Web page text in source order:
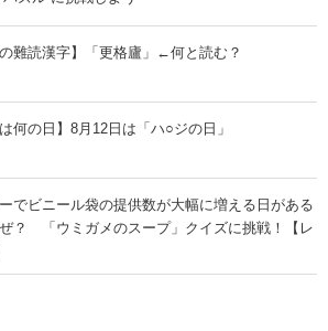
の難読漢字】「更格廬」←何と読む？
は何の日】8月12日は「ハ○ジの日」
でビニール袋の提供数が大幅に増える日がある
？ 「ウミガメのスープ」クイズに挑戦！【レ